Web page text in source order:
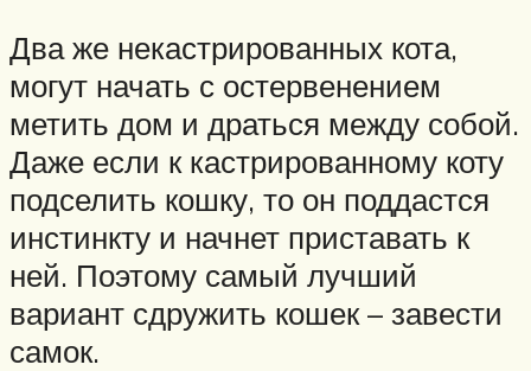
Два же некастрированных кота,
могут начать с остервенением
метить дом и драться между собой.
Даже если к кастрированному коту
подселить кошку, то он поддастся
инстинкту и начнет приставать к
ней. Поэтому самый лучший
вариант сдружить кошек – завести
самок.